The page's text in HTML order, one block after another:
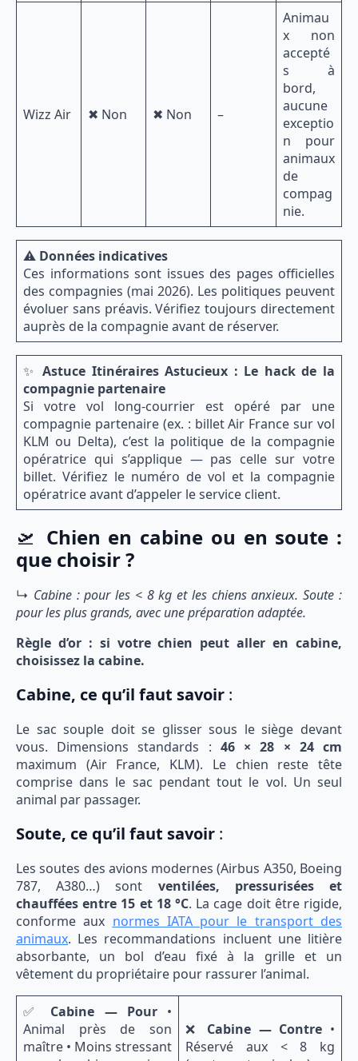
Wizz Air ✖ Non ✖ Non –
Animau
x non
accepté
s à
bord,
aucune
exceptio
n pour
animaux
de
compag
nie.
⚠️ Données indicatives
Ces informations sont issues des pages officielles
des compagnies (mai 2026). Les politiques peuvent
évoluer sans préavis. Vérifiez toujours directement
auprès de la compagnie avant de réserver.
✨Astuce Itinéraires Astucieux : Le hack de la
compagnie partenaire
Si votre vol long-courrier est opéré par une
compagnie partenaire (ex. : billet Air France sur vol
KLM ou Delta), c’est la politique de la compagnie
opératrice qui s’applique — pas celle sur votre
billet. Vérifiez le numéro de vol et la compagnie
opératrice avant d’appeler le service client.
🛫 Chien en cabine ou en soute :
que choisir ?
↳ Cabine : pour les < 8 kg et les chiens anxieux. Soute :
pour les plus grands, avec une préparation adaptée.
Règle d’or : si votre chien peut aller en cabine,
choisissez la cabine.
Cabine, ce qu’il faut savoir :
Le sac souple doit se glisser sous le siège devant
vous. Dimensions standards : 46 × 28 × 24 cm
maximum (Air France, KLM). Le chien reste tête
comprise dans le sac pendant tout le vol. Un seul
animal par passager.
Soute, ce qu’il faut savoir :
Les soutes des avions modernes (Airbus A350, Boeing
787, A380…) sont ventilées, pressurisées et
chauffées entre 15 et 18 °C. La cage doit être rigide,
conforme aux normes IATA pour le transport des
animaux. Les recommandations incluent une litière
absorbante, un bol d’eau fixé à la grille et un
vêtement du propriétaire pour rassurer l’animal.
✅ Cabine — Pour•
Animal près de son
maître • Moins stressant
❌ Cabine — Contre •
Réservé aux < 8 kg